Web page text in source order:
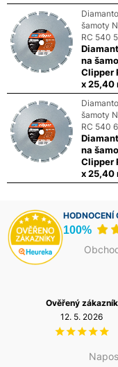
šamoty
RC 540
na
Clipper
x 25,40
šamoty
RC 540
na
Clipper
x 25,40
HODNOCENÍ
100%
Ověřený zákazník
12. 5. 2026